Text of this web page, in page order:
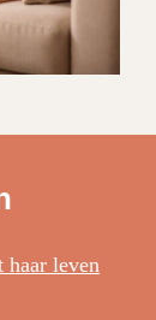
haar leven